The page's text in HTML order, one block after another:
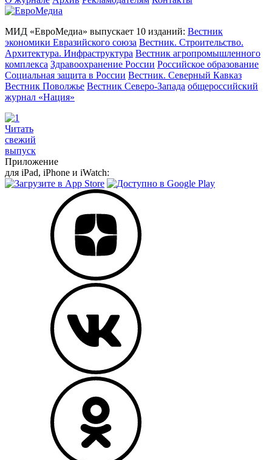
МИД «ЕвроМедиа» выпускает 10 изданий: Вестник
экономики Евразийского союза Вестник. Строительство.
Архитектура. Инфраструктура Вестник агропромышленного
комплекса Здравоохранение России Российское образование
Социальная защита в России Вестник. Северный Кавказ
Вестник Поволжье Вестник Северо-Запада общероссийский
журнал «Нация»
Читать
свежий
выпуск
Приложение
для iPad, iPhone и iWatch: